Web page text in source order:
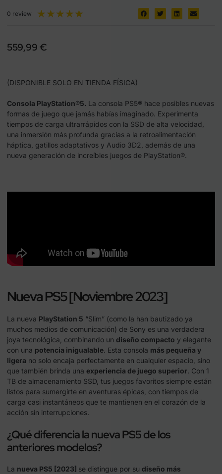
0 review ★★★★★
559,99 €
(DISPONIBLE SOLO EN TIENDA FÍSICA)
Consola PlayStation®5. La consola PS5® hace posibles nuevas
formas de juego que jamás habías imaginado. Experimenta
tiempos de carga ultrarrápidos con la SSD de alta velocidad,
una inmersión más profunda gracias a la retroalimentación
háptica, gatillos adaptativos y Audio 3D2, además de una
nueva generación de increíbles juegos de PlayStation®.
Nueva PS5 [Noviembre 2023]
La nueva PlayStation 5 “Slim” (como la han bautizado ya
muchos medios de comunicación) de Sony es una verdadera
joya tecnológica, combinando un diseño compacto y elegante
con una potencia inigualable. Esta consola más pequeña y
ligera no solo encaja perfectamente en cualquier espacio, sino
que también brinda una experiencia de juego superior. Con 1
TB de almacenamiento SSD, tus juegos favoritos siempre están
listos para sumergirte en aventuras épicas, con tiempos de
carga casi instantáneos que te mantienen en el corazón de la
acción sin interrupciones.
¿Qué diferencia la nueva PS5 de los
anteriores modelos?
La nueva PS5 [2023] se distingue por su diseño más